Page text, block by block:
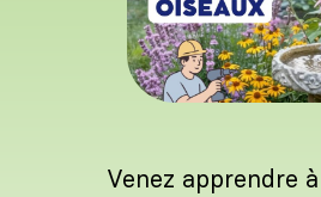
Venez apprendre